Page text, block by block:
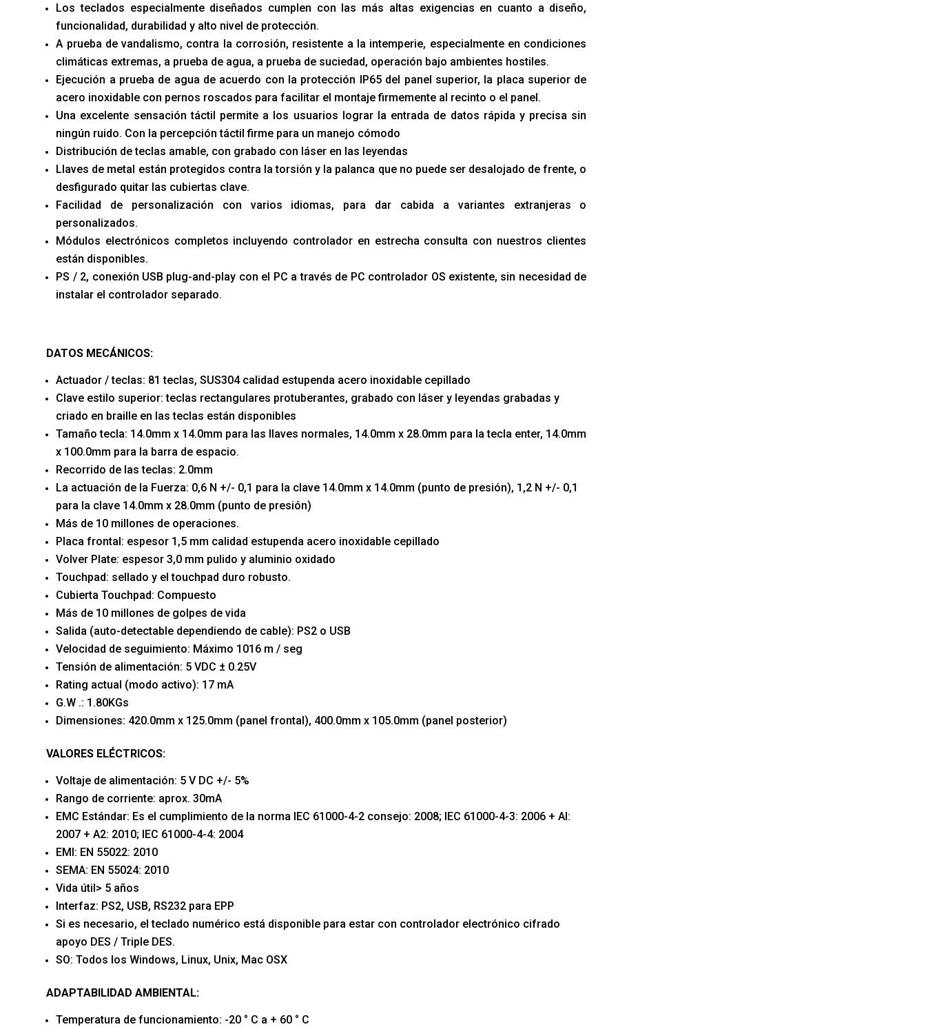
Los teclados especialmente diseñados cumplen con las más altas exigencias en cuanto a diseño,
funcionalidad, durabilidad y alto nivel de protección.
A prueba de vandalismo, contra la corrosión, resistente a la intemperie, especialmente en condiciones
climáticas extremas, a prueba de agua, a prueba de suciedad, operación bajo ambientes hostiles.
Ejecución a prueba de agua de acuerdo con la protección IP65 del panel superior, la placa superior de
acero inoxidable con pernos roscados para facilitar el montaje firmemente al recinto o el panel.
Una excelente sensación táctil permite a los usuarios lograr la entrada de datos rápida y precisa sin
ningún ruido. Con la percepción táctil firme para un manejo cómodo
Distribución de teclas amable, con grabado con láser en las leyendas
Llaves de metal están protegidos contra la torsión y la palanca que no puede ser desalojado de frente, o
desfigurado quitar las cubiertas clave.
Facilidad de personalización con varios idiomas, para dar cabida a variantes extranjeras o
personalizados.
Módulos electrónicos completos incluyendo controlador en estrecha consulta con nuestros clientes
están disponibles.
PS / 2, conexión USB plug-and-play con el PC a través de PC controlador OS existente, sin necesidad de
instalar el controlador separado.
DATOS MECÁNICOS:
Actuador / teclas: 81 teclas, SUS304 calidad estupenda acero inoxidable cepillado
Clave estilo superior: teclas rectangulares protuberantes, grabado con láser y leyendas grabadas y
criado en braille en las teclas están disponibles
Tamaño tecla: 14.0mm x 14.0mm para las llaves normales, 14.0mm x 28.0mm para la tecla enter, 14.0mm
x 100.0mm para la barra de espacio.
Recorrido de las teclas: 2.0mm
La actuación de la Fuerza: 0,6 N +/- 0,1 para la clave 14.0mm x 14.0mm (punto de presión), 1,2 N +/- 0,1
para la clave 14.0mm x 28.0mm (punto de presión)
Más de 10 millones de operaciones.
Placa frontal: espesor 1,5 mm calidad estupenda acero inoxidable cepillado
Volver Plate: espesor 3,0 mm pulido y aluminio oxidado
Touchpad: sellado y el touchpad duro robusto.
Cubierta Touchpad: Compuesto
Más de 10 millones de golpes de vida
Salida (auto-detectable dependiendo de cable): PS2 o USB
Velocidad de seguimiento: Máximo 1016 m / seg
Tensión de alimentación: 5 VDC ± 0.25V
Rating actual (modo activo): 17 mA
G.W .: 1.80KGs
Dimensiones: 420.0mm x 125.0mm (panel frontal), 400.0mm x 105.0mm (panel posterior)
VALORES ELÉCTRICOS:
Voltaje de alimentación: 5 V DC +/- 5%
Rango de corriente: aprox. 30mA
EMC Estándar: Es el cumplimiento de la norma IEC 61000-4-2 consejo: 2008; IEC 61000-4-3: 2006 + AI:
2007 + A2: 2010; IEC 61000-4-4: 2004
EMI: EN 55022: 2010
SEMA: EN 55024: 2010
Vida útil> 5 años
Interfaz: PS2, USB, RS232 para EPP
Si es necesario, el teclado numérico está disponible para estar con controlador electrónico cifrado
apoyo DES / Triple DES.
SO: Todos los Windows, Linux, Unix, Mac OSX
ADAPTABILIDAD AMBIENTAL:
Temperatura de funcionamiento: -20 ° C a + 60 ° C